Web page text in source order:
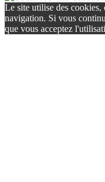
Le site utilise des cookies,
navigation. Si vous
que vous acceptez